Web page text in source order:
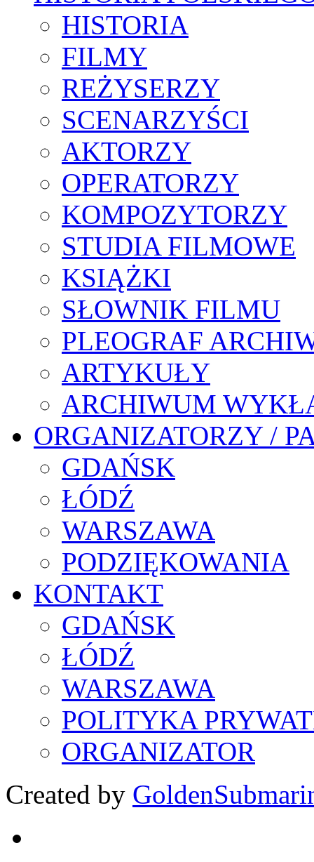
HISTORIA
FILMY
REŻYSERZY
SCENARZYŚCI
AKTORZY
OPERATORZY
KOMPOZYTORZY
STUDIA FILMOWE
KSIĄŻKI
SŁOWNIK FILMU
PLEOGRAF
ARTYKUŁY
ARCHIWUM
ORGANIZATORZY /
GDAŃSK
ŁÓDŹ
WARSZAWA
PODZIĘKOWANIA
KONTAKT
GDAŃSK
ŁÓDŹ
WARSZAWA
POLITYKA
ORGANIZATOR
Created by